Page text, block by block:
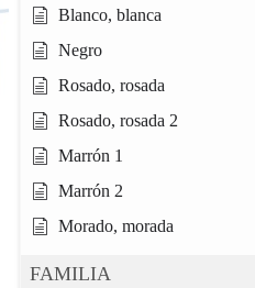
Blanco, blanca
Negro
Rosado, rosada
Rosado, rosada 2
Marrón 1
Marrón 2
Morado, morada
FAMILIA